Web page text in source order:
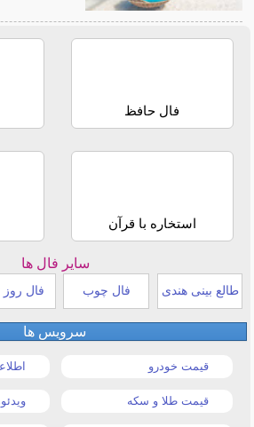
فال حافظ
استخاره با قرآن
سایر فال ها
طالع بینی هندی فال چوب فال روز
سرویس ها
قیمت خودرو
قیمت طلا و سکه